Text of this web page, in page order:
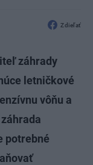
Zdieľať
záhrady
letničkové
vôňu a
potrebné